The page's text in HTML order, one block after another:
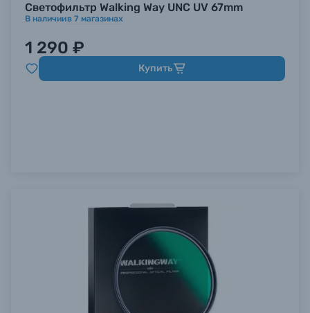
Светофильтр Walking Way UNC UV 67mm
В наличиив 7 магазинах
1 290 ₽
Купить